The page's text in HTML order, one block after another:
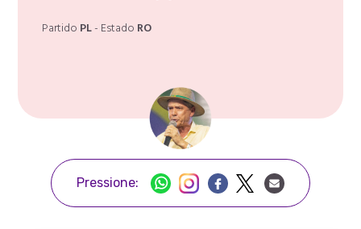
Partido PL- Estado RO
Pressione: